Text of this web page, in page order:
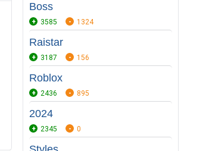
Boss
3585 1324
Raistar
3187 156
Roblox
2436 895
2024
2345 0